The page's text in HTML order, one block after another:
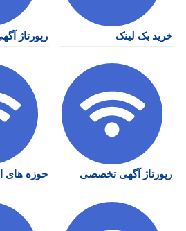
خرید بک لینک رپورتاژ
رپورتاژ آگهی تخصصی حوزه های